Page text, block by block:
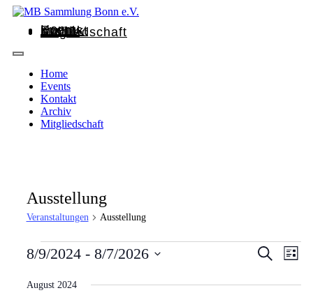
Home
Events
Kontakt
Archiv
Mitgliedschaft
Home
Events
Kontakt
Archiv
Mitgliedschaft
Ausstellung
Veranstaltungen Ausstellung
und
Suche
Liste
8/9/2024 - 8/7/2026
wählen.
August 2024